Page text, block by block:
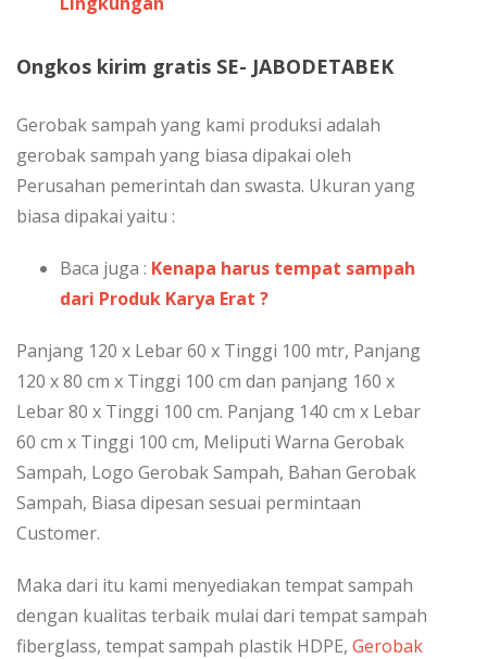
Ongkos kirim gratis SE- JABODETABEK
Gerobak sampah yang kami produksi adalah
gerobak sampah yang biasa dipakai oleh
Perusahan pemerintah dan swasta. Ukuran yang
biasa dipakai yaitu :
Baca juga : Kenapa harus tempat sampah
dari Produk Karya Erat ?
Panjang 120 x Lebar 60 x Tinggi 100 mtr, Panjang
120 x 80 cm x Tinggi 100 cm dan panjang 160 x
Lebar 80 x Tinggi 100 cm. Panjang 140 cm x Lebar
60 cm x Tinggi 100 cm, Meliputi Warna Gerobak
Sampah, Logo Gerobak Sampah, Bahan Gerobak
Sampah, Biasa dipesan sesuai permintaan
Customer.
Maka dari itu kami menyediakan tempat sampah
dengan kualitas terbaik mulai dari tempat sampah
fiberglass, tempat sampah plastik HDPE, Gerobak